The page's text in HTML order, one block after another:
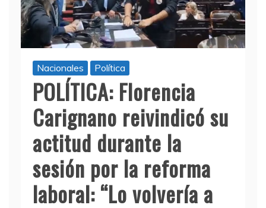
Nacionales Política
POLÍTICA: Florencia
Carignano reivindicó su
actitud durante la
sesión por la reforma
laboral: “Lo volvería a